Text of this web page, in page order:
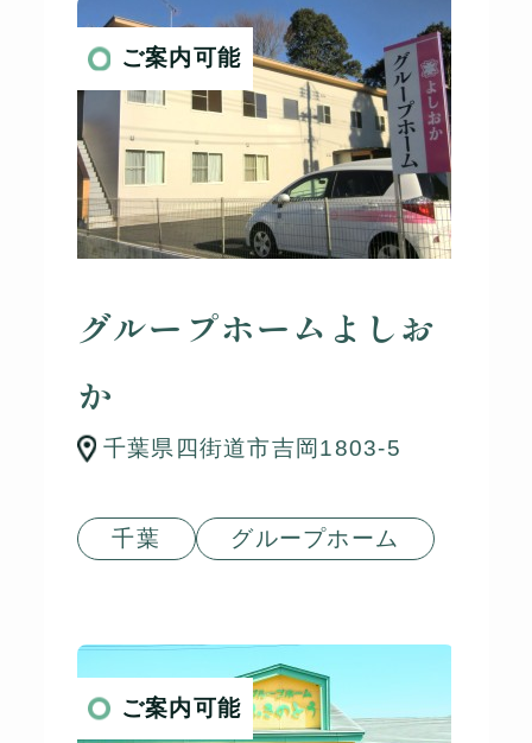
ご案内可能
グループホームよしお
か
千葉県四街道市吉岡1803-5
千葉 グループホーム
ご案内可能